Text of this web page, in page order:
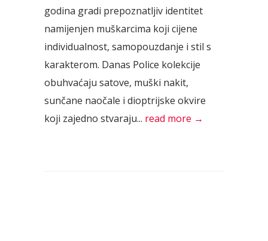
godina gradi prepoznatljiv identitet
namijenjen muškarcima koji cijene
individualnost, samopouzdanje i stil s
karakterom. Danas Police kolekcije
obuhvaćaju satove, muški nakit,
sunčane naočale i dioptrijske okvire
koji zajedno stvaraju... read more →